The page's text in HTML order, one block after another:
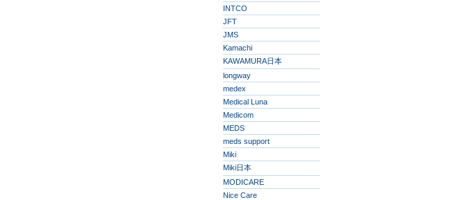
INTCO
JFT
JMS
Kamachi
KAWAMURA日本
longway
medex
Medical Luna
Medicom
MEDS
meds support
Miki
Miki日本
MODICARE
Nice Care